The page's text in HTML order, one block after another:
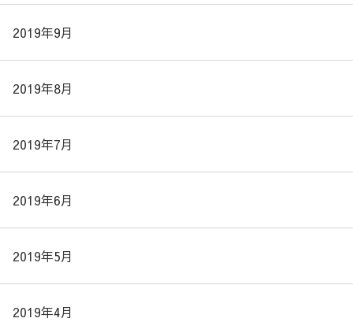
2019年9月
2019年8月
2019年7月
2019年6月
2019年5月
2019年4月